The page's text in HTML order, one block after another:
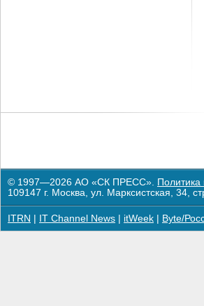
© 1997—2026 АО «СК ПРЕСС».
109147 г. Москва, ул. Марксистская, 34,
ITRN IT Channel News itWeek Byte/